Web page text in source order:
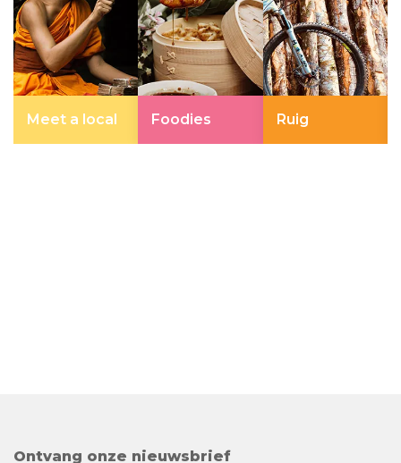
Meet a local Foodies Ruig
Ontvang onze nieuwsbrief